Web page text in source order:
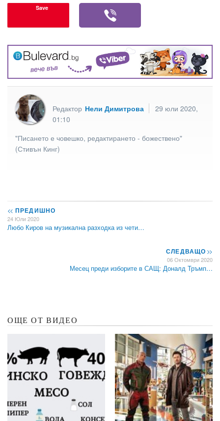
Save
Редактор Нели Димитрова
29 юли 2020,
01:10
"Писането е човешко, редактирането - божествено"
(Стивън Кинг)
<< ПРЕДИШНО
24 Юли 2020
Любо Киров на музикална разходка из чети…
СЛЕДВАЩО>>
06 Октомври 2020
Месец преди изборите в САЩ: Доналд Тръмп…
ОЩЕ ОТ ВИДЕО